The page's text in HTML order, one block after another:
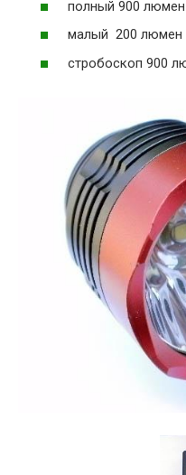
полный 900 люмен
малый 200 люмен
стробоскоп 900